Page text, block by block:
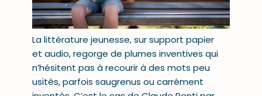
La littérature jeunesse, sur support papier
et audio, regorge de plumes inventives qui
n’hésitent pas à recourir à des mots peu
usités, parfois saugrenus ou carrément